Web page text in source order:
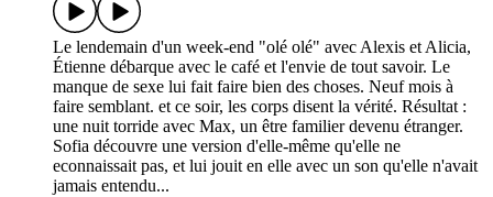
Le lendemain d'un week-end "olé olé" avec Alexis et Alicia,
Étienne débarque avec le café et l'envie de tout savoir. Le
manque de sexe lui fait faire bien des choses. Neuf mois à
faire semblant. et ce soir, les corps disent la vérité. Résultat :
une nuit torride avec Max, un être familier devenu étranger.
Sofia découvre une version d'elle-même qu'elle ne
econnaissait pas, et lui jouit en elle avec un son qu'elle n'avait
jamais entendu...